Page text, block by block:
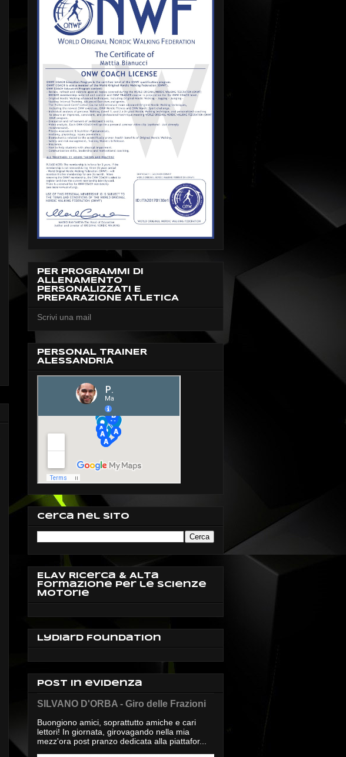
PER PROGRAMMI DI
ALLENAMENTO
PERSONALIZZATI E
PREPARAZIONE ATLETICA
Scrivi una mail
PERSONAL TRAINER
ALESSANDRIA
Cerca nel sito
ELAV Ricerca & Alta
Formazione per le Scienze
Motorie
Lydiard Foundation
Post in evidenza
SILVANO D'ORBA - Giro delle Frazioni
Buongiono amici, soprattutto amiche e cari
lettori! In giornata, girovagando nella mia
mezz'ora post pranzo dedicata alla piattafor...